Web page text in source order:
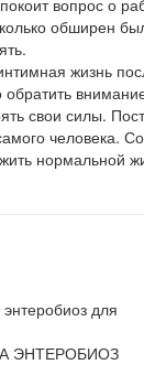
вопрос о
обширен
жизнь
свои силы.
человека.
нормальной
ЭНТЕРОБИОЗ